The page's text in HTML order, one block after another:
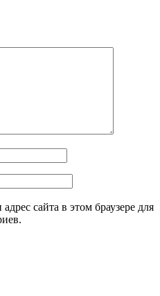
сайта в этом браузере для